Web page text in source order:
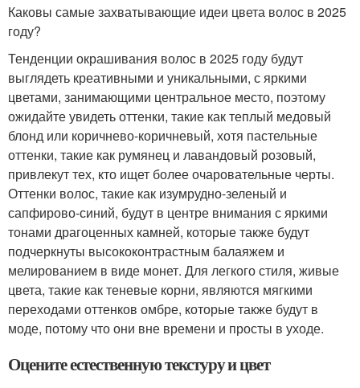
Каковы самые захватывающие идеи цвета волос в 2025
году?
Тенденции окрашивания волос в 2025 году будут
выглядеть креативными и уникальными, с яркими
цветами, занимающими центральное место, поэтому
ожидайте увидеть оттенки, такие как теплый медовый
блонд или коричнево-коричневый, хотя пастельные
оттенки, такие как румянец и лавандовый розовый,
привлекут тех, кто ищет более очаровательные черты.
Оттенки волос, такие как изумрудно-зеленый и
сапфирово-синий, будут в центре внимания с яркими
тонами драгоценных камней, которые также будут
подчеркнуты высококонтрастным балаяжем и
мелированием в виде монет. Для легкого стиля, живые
цвета, такие как теневые корни, являются мягкими
переходами оттенков омбре, которые также будут в
моде, потому что они вне времени и просты в уходе.
Оцените естественную текстуру и цвет